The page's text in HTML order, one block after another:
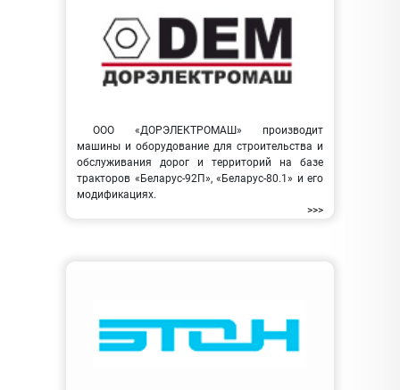
ООО «ДОРЭЛЕКТРОМАШ» производит
машины и оборудование для строительства и
обслуживания дорог и территорий на базе
тракторов «Беларус-92П», «Беларус-80.1» и его
модификациях.
>>>